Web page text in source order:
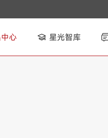
心 星光智库